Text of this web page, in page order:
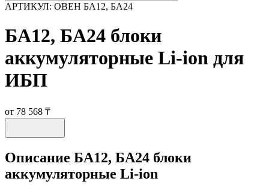
АРТИКУЛ: ОВЕН БА12, БА24
БА12, БА24 блоки
аккумуляторные Li-ion для
ИБП
от 78 568 ₸
Описание БА12, БА24 блоки
аккумуляторные Li-ion